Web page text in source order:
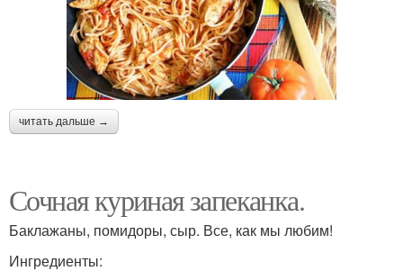
читать дальше →
Сочная куриная запеканка.
Баклажаны, помидоры, сыр. Все, как мы любим!
Ингредиенты: